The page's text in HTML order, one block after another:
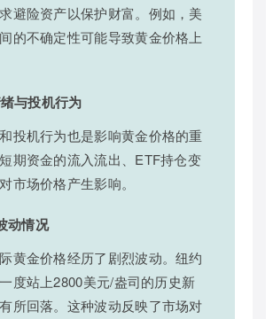
避险资产以保护财富。例如，美
的不确定性可能导致黄金价格上
与投机行为
投机行为也是影响黄金价格的重
期资金的流入流出、ETF持仓变
市场价格产生影响。
动情况
黄金价格经历了剧烈波动。纽约
度站上2800美元/盎司的历史新
所回落。这种波动反映了市场对